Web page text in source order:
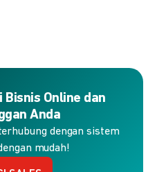
Bisnis Online dan
Anda
dengan sistem
mudah!